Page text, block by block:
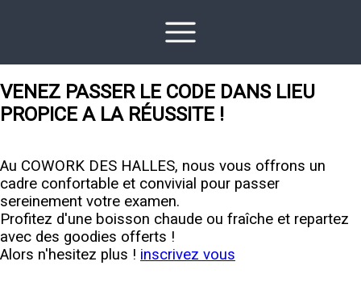
VENEZ PASSER LE CODE DANS LIEU
PROPICE A LA RÉUSSITE !
Au COWORK DES HALLES, nous vous offrons un
cadre confortable et convivial pour passer
sereinement votre examen.
Profitez d'une boisson chaude ou fraîche et repartez
avec des goodies offerts !
Alors n'hesitez plus ! inscrivez vous